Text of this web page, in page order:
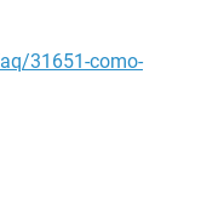
31651-como-